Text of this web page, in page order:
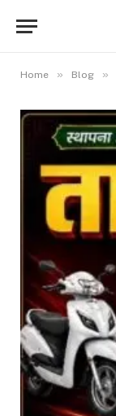
Home » Blog »